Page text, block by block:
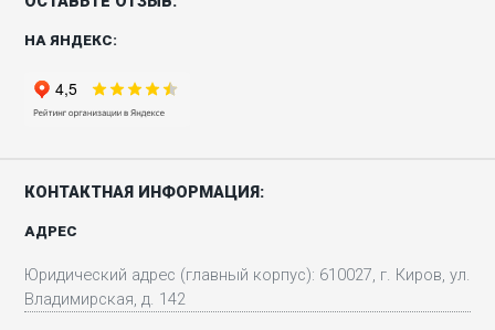
НА ЯНДЕКС:
КОНТАКТНАЯ ИНФОРМАЦИЯ:
АДРЕС
Юридический адрес (главный корпус): 610027, г. Киров, ул.
Владимирская, д. 142